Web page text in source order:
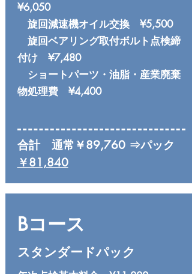
¥6,050
旋回減速機オイル交換 ¥5,500
旋回ベアリング取付ボルト点検締
付け ¥7,480
ショートパーツ・油脂・産業廃棄
物処理費 ¥4,400
合計 通常￥89,760 ⇒パック
￥81,840
Bコース
スタンダードパック